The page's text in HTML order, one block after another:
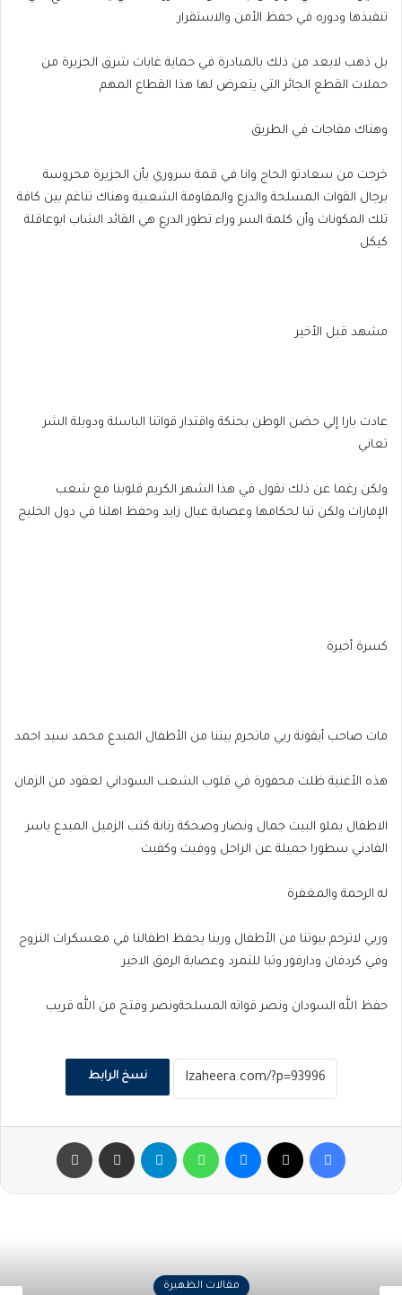
تنفيذها ودوره في حفظ الأمن والاستقرار
بل ذهب لابعد من ذلك بالمبادرة في حماية غابات شرق الجزيرة من
حملات القطع الجائر التي يتعرض لها هذا القطاع المهم
وهناك مفاجات في الطريق
خرجت من سعادتو الحاج وانا في قمة سروري بأن الجزيرة محروسة
برجال القوات المسلحة والدرع والمقاومة الشعبية وهناك تناغم بين كافة
تلك المكونات وأن كلمة السر وراء تطور الدرع هي القائد الشاب ابوعاقلة
كيكل
مشهد قبل الأخير
عادت بارا إلي حضن الوطن بحنكة واقتدار قواتنا الباسلة ودويلة الشر
تعاني
ولكن رغما عن ذلك نقول في هذا الشهر الكريم قلوبنا مع شعب
الإمارات ولكن تبا لحكامها وعصابة عيال زايد وحفظ اهلنا في دول الخليج
كسرة أخيرة
مات صاحب أيقونة ربي ماتحرم بيتنا من الأطفال المبدع محمد سيد احمد
هذه الأغنية ظلت محفورة في قلوب الشعب السوداني لعقود من الزمان
الاطفال يملو البيت جمال ونضار وصحكة رنانة كتب الزميل المبدع ياسر
الفادني سطورا جميلة عن الراحل ووفيت وكفيت
له الرحمة والمغفرة
وربي لاترحم بيوتنا من الأطفال وربنا يحفظ اطفالنا في معسكرات النزوح
وفي كردفان ودارفور وتبا للتمرد وعصابة الرمق الاخير
حفظ الله السودان ونصر قواته المسلحةونصر وفتح من الله قريب
نسخ الرابط
فيسبوك ماسنجر واتساب تيلقرام مشاركة عبر البريد
مقالات الظهيرة